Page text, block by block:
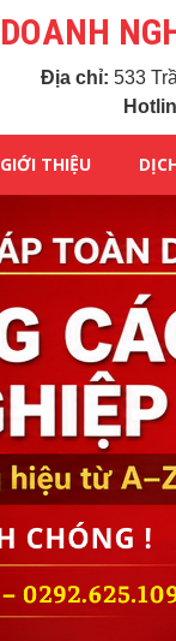
DOANH
Địa chỉ: 533
GIỚI THIỆU